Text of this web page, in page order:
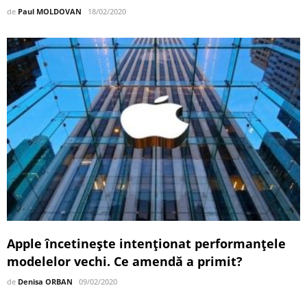
de Paul MOLDOVAN 18/02/2020
Apple încetinește intenționat performanțele
modelelor vechi. Ce amendă a primit?
de Denisa ORBAN 09/02/2020